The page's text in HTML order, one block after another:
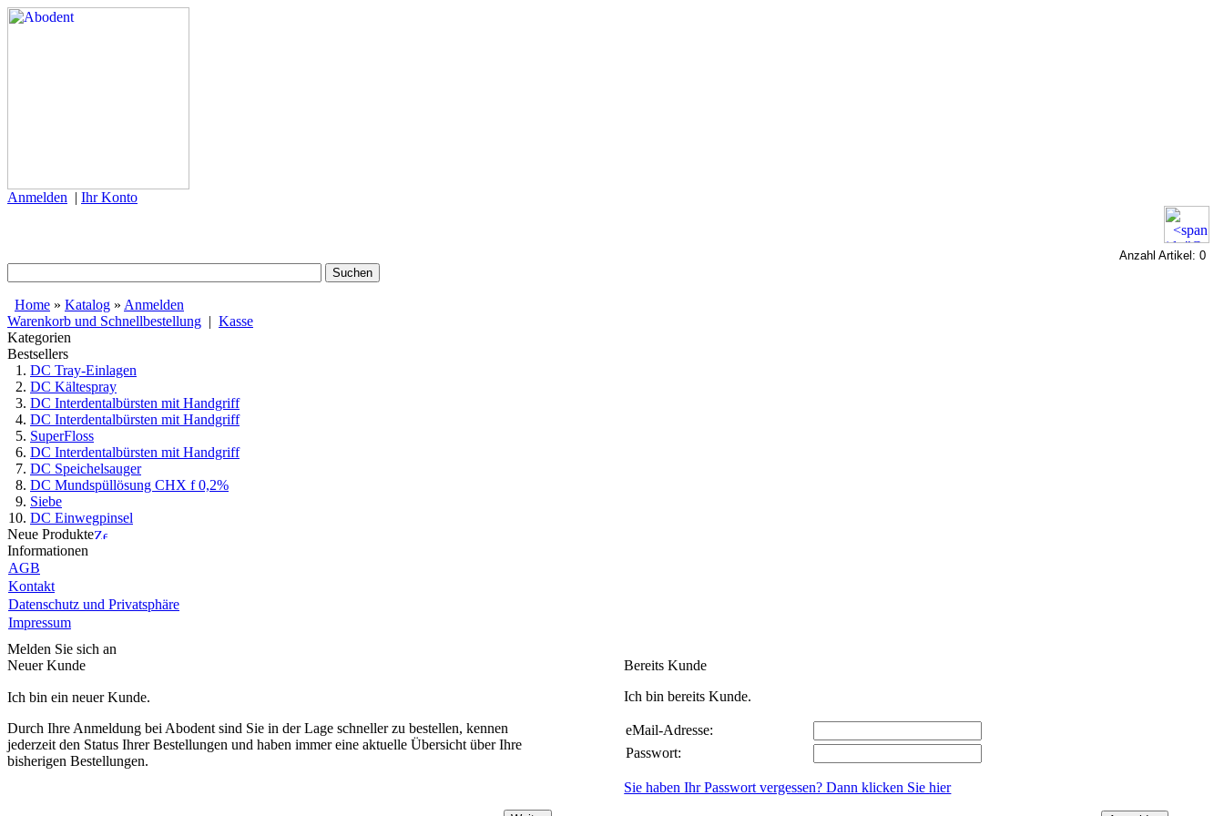
Anmelden | Ihr Konto
Anzahl Artikel: 0
Home » Katalog » Anmelden
Warenkorb und Schnellbestellung | Kasse
Kategorien
Bestsellers
DC Tray-Einlagen
DC Kältespray
DC Interdentalbürsten mit Handgriff
DC Interdentalbürsten mit Handgriff
SuperFloss
DC Interdentalbürsten mit Handgriff
DC Speichelsauger
DC Mundspüllösung CHX f 0,2%
Siebe
DC Einwegpinsel
Neue Produkte
Informationen
AGB
Kontakt
Datenschutz und Privatsphäre
Impressum
Melden Sie sich an
Neuer Kunde
Ich bin ein neuer Kunde.
Durch Ihre Anmeldung bei Abodent sind Sie in der Lage schneller zu bestellen, kennen
jederzeit den Status Ihrer Bestellungen und haben immer eine aktuelle Übersicht über Ihre
bisherigen Bestellungen.
Bereits Kunde
Ich bin bereits Kunde.
eMail-Adresse:
Passwort:
Sie haben Ihr Passwort vergessen? Dann klicken Siehier